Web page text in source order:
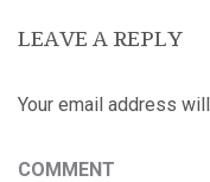
LEAVE A REPLY
Your email address
COMMENT